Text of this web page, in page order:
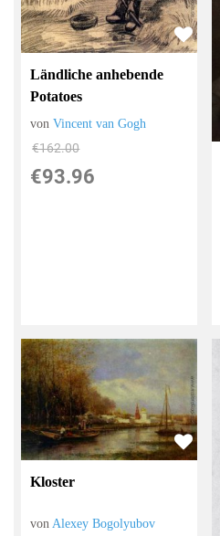
Ländliche anhebende
Potatoes
vonVincent van Gogh
€162.00
€93.96
Kloster
vonAlexey Bogolyubov